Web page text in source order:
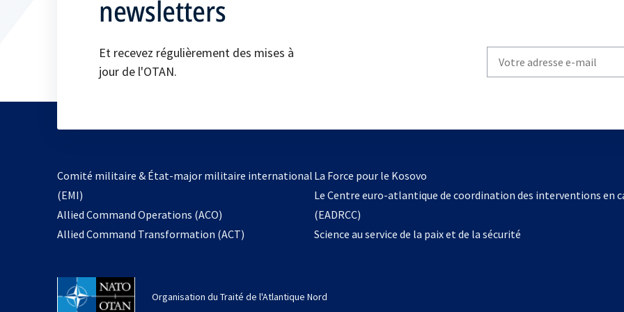
newsletters
Et recevez régulièrement des mises à
jour de l'OTAN.
your
Comité militaire & État-major militaire international
(EMI)
Allied Command Operations (ACO)
dans
onglet
Allied Command Transformation (ACT)
La Force pour le Kosovos’ouvre
dans
nouvel
Le Centre euro-atlantique de coordination des interventions en
(EADRCC)
Science au service de la paix et de la sécurité
Organisation du Traité de l'Atlantique Nord